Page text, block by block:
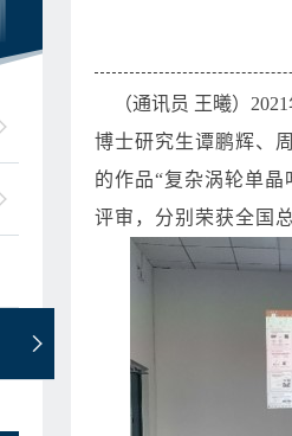
（通讯员 王曦）2021
博士研究生谭鹏辉、
的作品“复杂涡轮单
评审，分别荣获全国